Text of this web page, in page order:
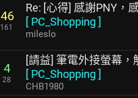
46
161
Re: [心得] 感謝PNY，
[ PC_Shopping ]
mileslo
4
28
[請益] 筆電外接螢幕，
[ PC_Shopping ]
CHB1980